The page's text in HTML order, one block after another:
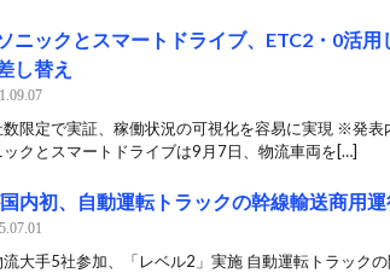
ニックとスマートドライブ、ETC2・0活
し替え
数限定で実証、稼働状況の可視化を容易に実現 ※発
ックとスマートドライブは9月7日、物流車両を[…]
内初、自動運転トラックの幹線輸送商用
流大手5社参加、「レベル2」実施 自動運転トラック